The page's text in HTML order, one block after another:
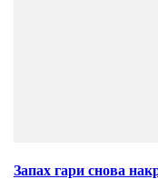
Запах гари снова